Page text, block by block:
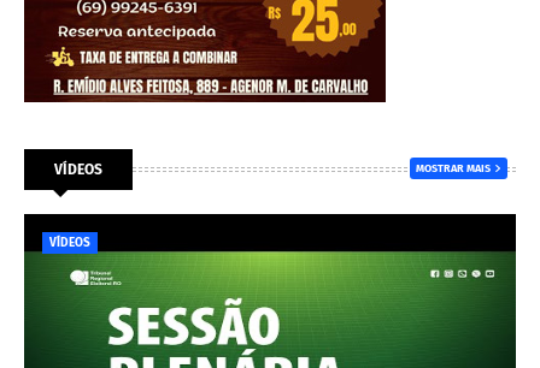
VÍDEOS MOSTRAR MAIS
VÍDEOS